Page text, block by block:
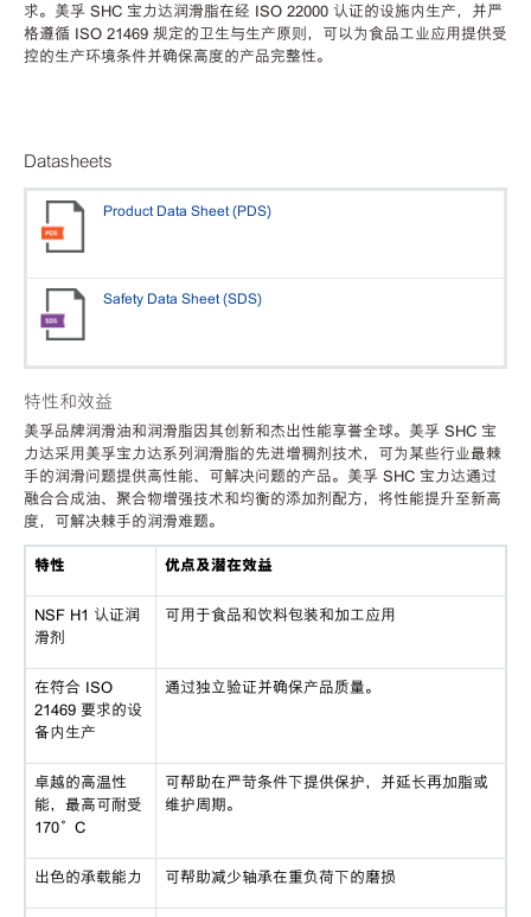
求。美孚 SHC 宝力达润滑脂在经 ISO 22000 认证的设施内生产，并严
格遵循 ISO 21469 规定的卫生与生产原则，可以为食品工业应用提供受
控的生产环境条件并确保高度的产品完整性。
Datasheets
Product Data Sheet (PDS)
Safety Data Sheet (SDS)
特性和效益
美孚品牌润滑油和润滑脂因其创新和杰出性能享誉全球。美孚 SHC 宝
力达采用美孚宝力达系列润滑脂的先进增稠剂技术，可为某些行业最棘
手的润滑问题提供高性能、可解决问题的产品。美孚 SHC 宝力达通过
融合合成油、聚合物增强技术和均衡的添加剂配方，将性能提升至新高
度，可解决棘手的润滑难题。
特性 优点及潜在效益
NSF H1 认证润
滑剂
可用于食品和饮料包装和加工应用
在符合 ISO
21469 要求的设
备内生产
通过独立验证并确保产品质量。
卓越的高温性
能，最高可耐受
170°C
可帮助在严苛条件下提供保护，并延长再加脂或
维护周期。
出色的承载能力 可帮助减少轴承在重负荷下的磨损